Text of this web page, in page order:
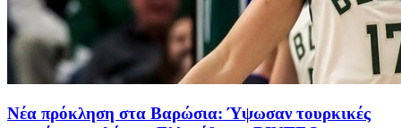
Νέα πρόκληση στα Βαρώσια: Ύψωσαν τουρκικές